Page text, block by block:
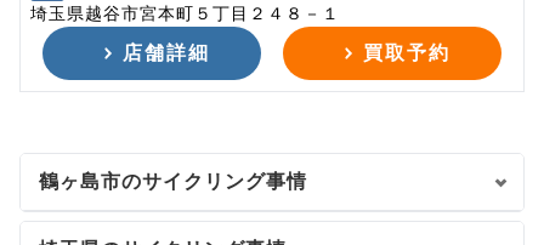
埼玉県越谷市宮本町５丁目２４８－１
店舗詳細 買取予約
鶴ヶ島市のサイクリング事情